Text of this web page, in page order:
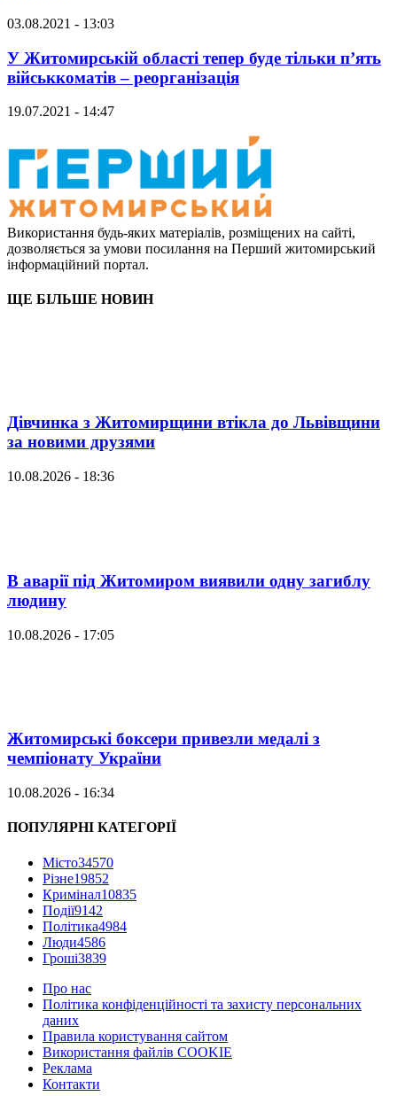
03.08.2021 - 13:03
У Житомирській області тепер буде тільки п’ять
військкоматів – реорганізація
19.07.2021 - 14:47
Використання будь-яких матеріалів, розміщених на сайті,
дозволяється за умови посилання на Перший житомирський
інформаційний портал.
ЩЕ БІЛЬШЕ НОВИН
Дівчинка з Житомирщини втікла до Львівщини
за новими друзями
10.08.2026 - 18:36
В аварії під Житомиром виявили одну загиблу
людину
10.08.2026 - 17:05
Житомирські боксери привезли медалі з
чемпіонату України
10.08.2026 - 16:34
ПОПУЛЯРНІ КАТЕГОРІЇ
Місто34570
Різне19852
Кримінал10835
Події9142
Політика4984
Люди4586
Гроші3839
Про нас
Політика конфіденційності та захисту персональних
даних
Правила користування сайтом
Використання файлів COOKIE
Реклама
Контакти